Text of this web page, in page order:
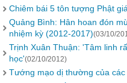
Chiêm bái 5 tôn tượng Phật
Quảng Bình: Hân hoan đón
nhiệm kỳ (2012-2017)(03/10/
Trịnh Xuân Thuận: 'Tâm linh
học'(02/10/2012)
Tướng mạo dị thường của các